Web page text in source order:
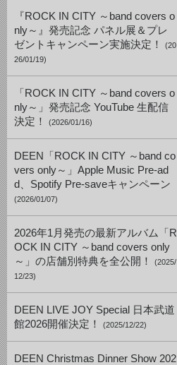
『ROCK IN CITY ～band covers o
nly～』発売記念 パネル展＆プレ
ゼントキャンペーン実施決定！
(20
26/01/19)
「ROCK IN CITY ～band covers o
nly～」発売記念 YouTube 生配信
決定！
(2026/01/16)
DEEN「ROCK IN CITY ～band co
vers only～」Apple Music Pre-ad
d、Spotify Pre-saveキャンペーン
(2026/01/07)
2026年1月発売の最新アルバム「R
OCK IN CITY ～band covers only
～」の店舗別特典を全公開！
(2025/
12/23)
DEEN LIVE JOY Special 日本武道
館2026開催決定！
(2025/12/22)
DEEN Christmas Dinner Show 202